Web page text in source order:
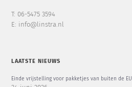
T: 06-5475 3594
E: info@linstra.nl
LAATSTE NIEUWS
Einde vrijstelling voor pakketjes van buiten de EU